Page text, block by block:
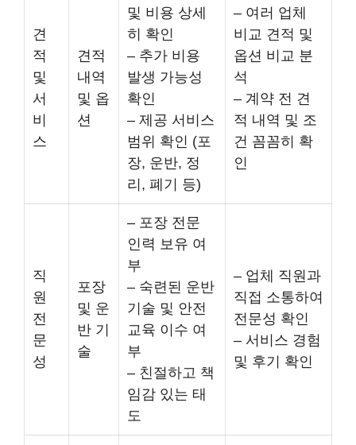
견
적
및
서
비
스
견적
내역
및 옵
션
및 비용 상세
히 확인
– 추가 비용
발생 가능성
확인
– 제공 서비스
범위 확인 (포
장, 운반, 정
리, 폐기 등)
– 여러 업체
비교 견적 및
옵션 비교 분
석
– 계약 전 견
적 내역 및 조
건 꼼꼼히 확
인
직
원
전
문
성
포장
및 운
반 기
술
– 포장 전문
인력 보유 여
부
– 숙련된 운반
기술 및 안전
교육 이수 여
부
– 친절하고 책
임감 있는 태
도
– 업체 직원과
직접 소통하여
전문성 확인
– 서비스 경험
및 후기 확인